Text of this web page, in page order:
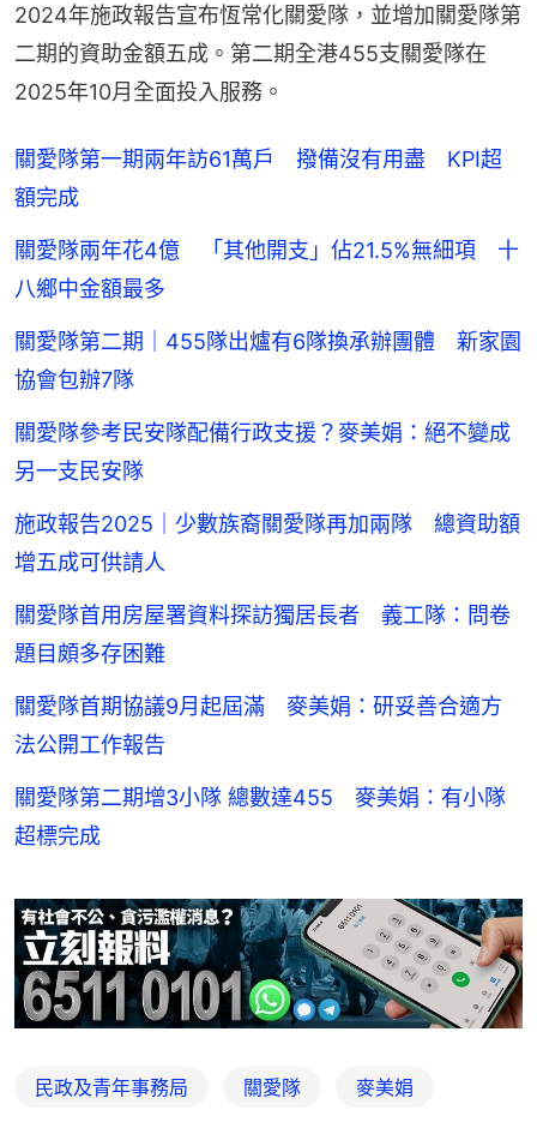
2024年施政報告宣布恆常化關愛隊，並增加關愛隊第
二期的資助金額五成。第二期全港455支關愛隊在
2025年10月全面投入服務。
關愛隊第一期兩年訪61萬戶 撥備沒有用盡 KPI超
額完成
關愛隊兩年花4億 「其他開支」佔21.5%無細項 十
八鄉中金額最多
關愛隊第二期｜455隊出爐有6隊換承辦團體 新家園
協會包辦7隊
關愛隊參考民安隊配備行政支援？麥美娟：絕不變成
另一支民安隊
施政報告2025｜少數族裔關愛隊再加兩隊 總資助額
增五成可供請人
關愛隊首用房屋署資料探訪獨居長者 義工隊：問卷
題目頗多存困難
關愛隊首期協議9月起屆滿 麥美娟：研妥善合適方
法公開工作報告
關愛隊第二期增3小隊 總數達455 麥美娟：有小隊
超標完成
民政及青年事務局 關愛隊 麥美娟